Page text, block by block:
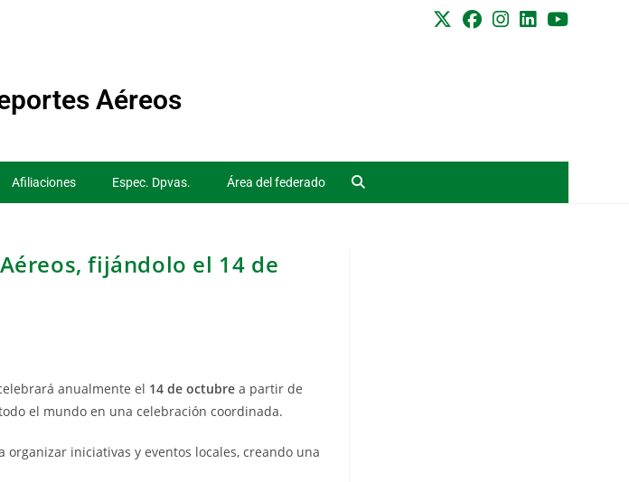
Aéreos
Afiliaciones Espec. Dpvas. Área del federado
fijándolo el 14 de
anualmente el 14 de octubre a partir de
el mundo en una celebración coordinada.
iniciativas y eventos locales, creando una